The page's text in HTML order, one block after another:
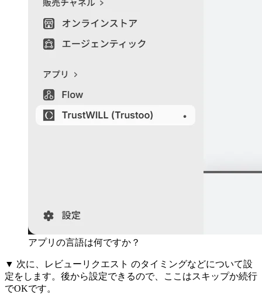
アプリの言語は何ですか？
▼ 次に、レビューリクエスト のタイミングなどについて設
定をします。後から設定できるので、ここはスキップか続行
でOKです。